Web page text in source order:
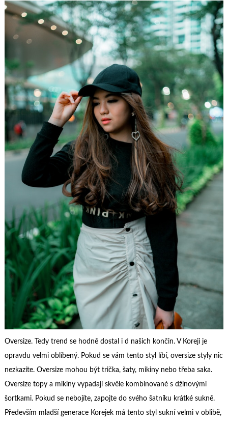
Oversize. Tedy trend se hodně dostal i d našich končin. V Koreji je
opravdu velmi oblíbený. Pokud se vám tento styl líbí, oversize styly nic
nezkazíte. Oversize mohou být trička, šaty, mikiny nebo třeba saka.
Oversize topy a mikiny vypadají skvěle kombinované s džínovými
šortkami. Pokud se nebojíte, zapojte do svého šatníku krátké sukně.
Především mladší generace Korejek má tento styl sukní velmi v oblibě,